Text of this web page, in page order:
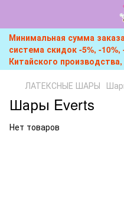
Минимальная сумма
система скидок -5%, -
Китайского
ЛАТЕКСНЫЕ ШАРЫ
Шары Everts
Нет товаров